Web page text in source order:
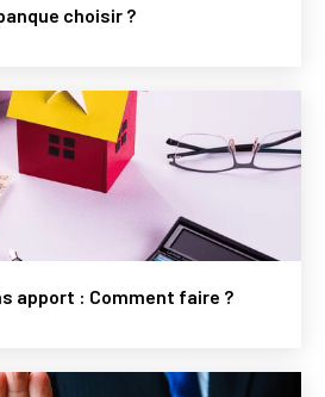
choisir ?
apport : Comment faire ?